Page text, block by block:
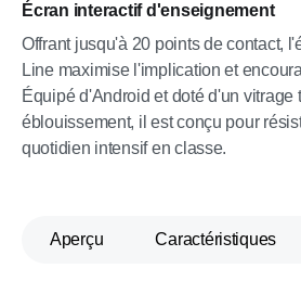
Écran interactif d'enseignement
Offrant jusqu'à 20 points de contact,
Line maximise l'implication et
Équipé d'Android et doté d'un vitrage
éblouissement, il est conçu pour
quotidien intensif en classe.
Aperçu Caractéristiques